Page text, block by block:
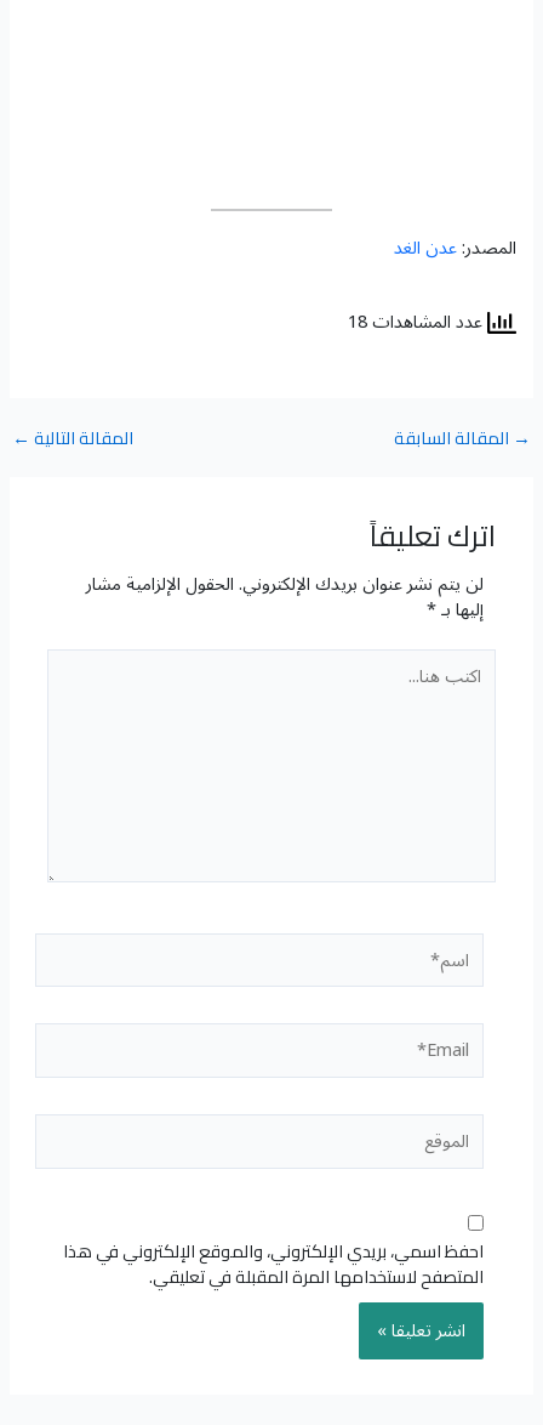
المصدر:عدن الغد
عدد المشاهدات 18
→ المقالة السابقة المقالة التالية ←
اترك تعليقاً
لن يتم نشر عنوان بريدك الإلكتروني.الحقول الإلزامية مشار
إليها بـ*
اكتب
هنا...
اسم*
Email*
الموقع
احفظ اسمي، بريدي الإلكتروني، والموقع الإلكتروني في هذا
المتصفح لاستخدامها المرة المقبلة في تعليقي.